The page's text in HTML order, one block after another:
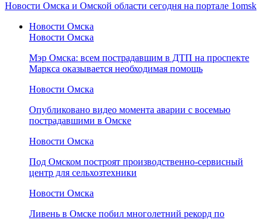
Новости Омска и Омской области сегодня на портале 1omsk
Новости Омска
Новости Омска
Мэр Омска: всем пострадавшим в ДТП на проспекте
Маркса оказывается необходимая помощь
Новости Омска
Опубликовано видео момента аварии с восемью
пострадавшими в Омске
Новости Омска
Под Омском построят производственно-сервисный
центр для сельхозтехники
Новости Омска
Ливень в Омске побил многолетний рекорд по